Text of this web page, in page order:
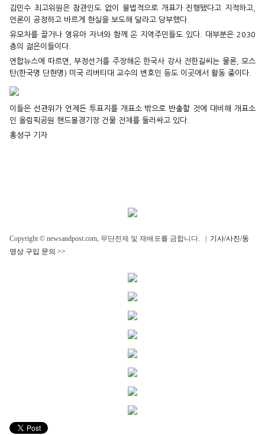
김민수 최고위원은 참관인도 없이 불법적으로 개표가 진행됐다고 지적하고,
언론이 공정하고 바르게 현실을 보도해 달라고 당부했다.
유모차를 끌거나 영유아 자녀와 함께 온 지역주민들도 있다. 대부분은 2030
층의 젊은이들이다.
연합뉴스에 따르면, 부정선거를 주장해온 한국사 강사 전한길씨는 물론, 모스
탄(한국명 단현명) 미국 리버티대 교수의 변호인 등도 이곳에서 활동 중이다.
이들은 선관위가 언제든 투표지를 개표소 밖으로 반출할 것에 대비해 개표소
인 올림픽공원 핸드볼경기장 건물 전체를 둘러싸고 있다.
홍성구 기자
Copyright © newsandpost.com, 무단전제 및 재배포를 금합니다. | 기사/사진/동
영상 구입 문의 >>